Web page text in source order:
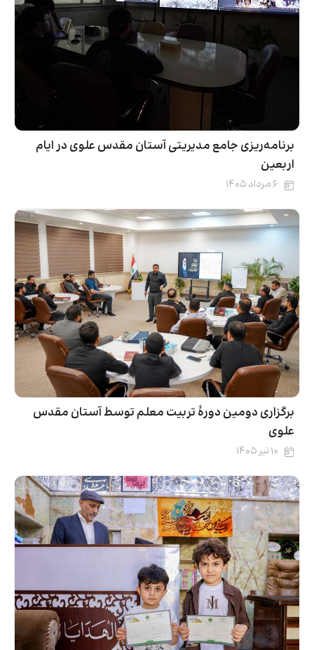
برنامه‌ریزی جامع مدیریتی آستان مقدس علوی در ایام
اربعین
۶ مرداد ۱۴۰۵
برگزاری دومین دورۀ تربیت معلم توسط آستان مقدس
علوی
۱۰ تیر ۱۴۰۵